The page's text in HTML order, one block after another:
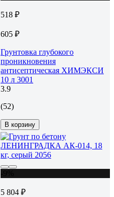
518 ₽
605 ₽
Грунтовка глубокого
проникновения
антисептическая ХИМЭКСИ
10 л 3001
3.9
(52)
В корзину
5 804 ₽